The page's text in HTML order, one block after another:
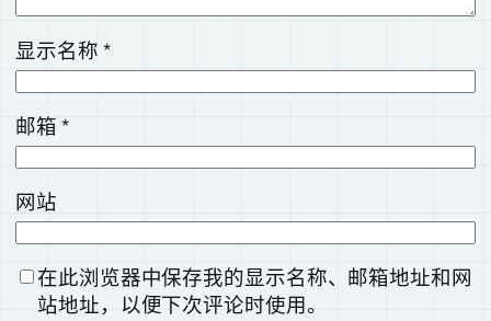
显示名称*
邮箱*
网站
在此浏览器中保存我的显示名称、邮箱地址和网
站地址，以便下次评论时使用。